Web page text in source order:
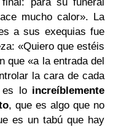
mucho calor». La
a sus exequias fue
«Quiero que estéis
que «a la entrada del
la cara de cada
es lo increíblemente
, que es algo que no
es un tabú que hay